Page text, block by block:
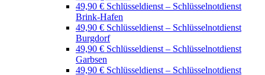
49,90 € Schlüsseldienst – Schlüsselnotdienst
Brink-Hafen
49,90 € Schlüsseldienst – Schlüsselnotdienst
Burgdorf
49,90 € Schlüsseldienst – Schlüsselnotdienst
Garbsen
49,90 € Schlüsseldienst – Schlüsselnotdienst